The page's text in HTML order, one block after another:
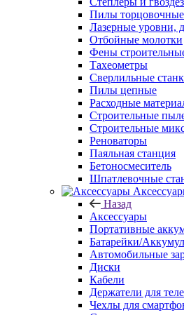
Пилы торцовочные
Лазерные уровни,
Отбойные молотки
Фены
Тахеометры
Сверлильные
Пилы цепные
Расходные
Строительные
Строительные
Реноваторы
Паяльная станция
Бетоносмеситель
Шпатлевочные
Назад
Аксессуары
Портативные
Батарейки/
Автомобильные
Диски
Кабели
Держатели для
Чехлы для